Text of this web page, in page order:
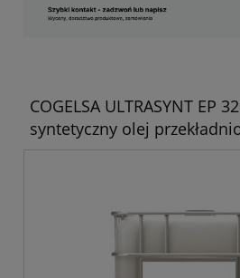
COGELSA ULTRASYNT EP
syntetyczny olej